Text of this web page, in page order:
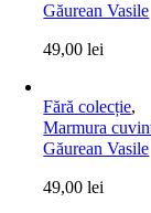
Găurean Vasile
49,00lei
Fără colecție,
Marmura
Găurean Vasile
49,00lei